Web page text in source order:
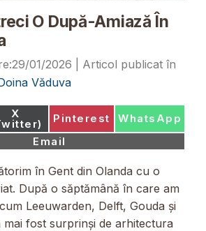
O După-Amiază În
29/01/2026
Văduva
Share
on
X Share
Pinterest Share
WhatsApp
Share
on
Email
în Gent din Olanda cu o
După o săptămână în care am
Leeuwarden, Delft, Gouda și
fost surprinși de arhitectura